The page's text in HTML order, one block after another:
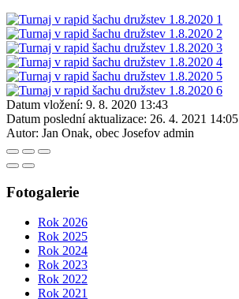
Datum vložení: 9. 8. 2020 13:43
Datum poslední aktualizace: 26. 4. 2021 14:05
Autor: Jan Onak, obec Josefov admin
Fotogalerie
Rok 2026
Rok 2025
Rok 2024
Rok 2023
Rok 2022
Rok 2021